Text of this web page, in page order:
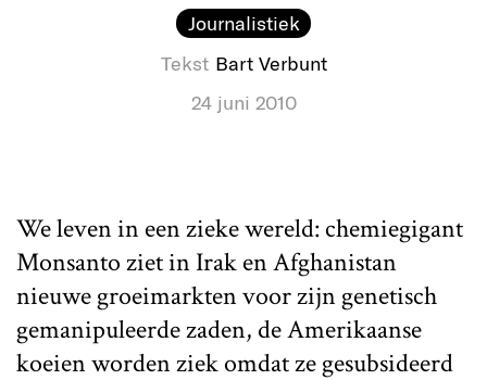
Journalistiek
Tekst Bart Verbunt
24 juni 2010
We leven in een zieke wereld: chemiegigant
Monsanto ziet in Irak en Afghanistan
nieuwe groeimarkten voor zijn genetisch
gemanipuleerde zaden, de Amerikaanse
koeien worden ziek omdat ze gesubsideerd